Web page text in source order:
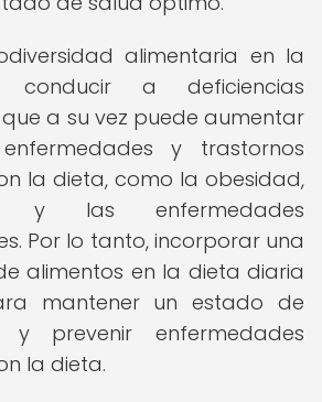
alimentaria en la
a deficiencias
a su vez puede aumentar
y trastornos
la dieta, como la obesidad,
y las enfermedades
Por lo tanto, incorporar una
alimentos en la dieta diaria
mantener un estado de
prevenir enfermedades
la dieta.